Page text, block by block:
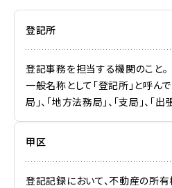
登記所
登記事務を担当する機関のこと。
一般名称として「登記所」と呼ん
局」、「地方法務局」、「支局」、「出
甲区
登記記録において、不動産の所